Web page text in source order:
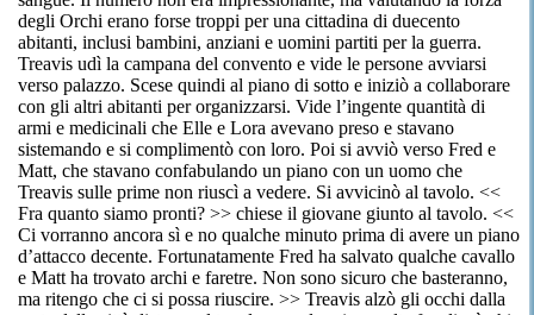
degli Orchi erano forse troppi per una cittadina di duecento
abitanti, inclusi bambini, anziani e uomini partiti per la guerra.
Treavis udì la campana del convento e vide le persone avviarsi
verso palazzo. Scese quindi al piano di sotto e iniziò a collaborare
con gli altri abitanti per organizzarsi. Vide l’ingente quantità di
armi e medicinali che Elle e Lora avevano preso e stavano
sistemando e si complimentò con loro. Poi si avviò verso Fred e
Matt, che stavano confabulando un piano con un uomo che
Treavis sulle prime non riuscì a vedere. Si avvicinò al tavolo. <<
Fra quanto siamo pronti? >> chiese il giovane giunto al tavolo. <<
Ci vorranno ancora sì e no qualche minuto prima di avere un piano
d’attacco decente. Fortunatamente Fred ha salvato qualche cavallo
e Matt ha trovato archi e faretre. Non sono sicuro che basteranno,
ma ritengo che ci si possa riuscire. >> Treavis alzò gli occhi dalla